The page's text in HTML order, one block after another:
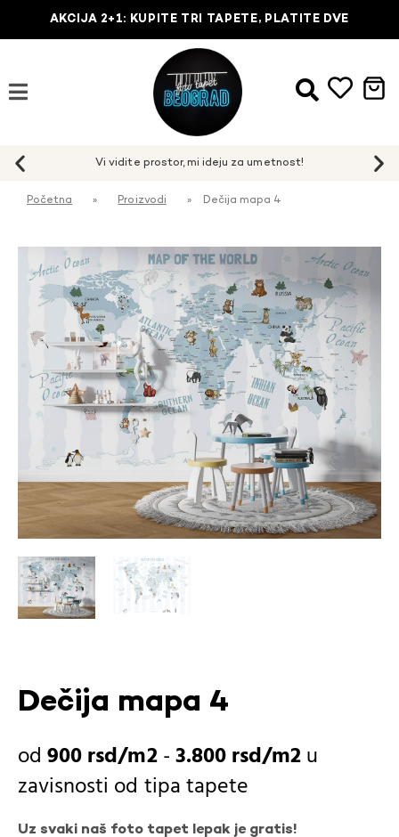
AKCIJA 2+1: KUPITE TRI TAPETE, PLATITE DVE
Početna » Proizvodi » Dečija mapa 4
Dečija mapa 4
900rsd -3.800rsd
u
zavisnosti od tipa tapete
Uz svaki naš foto tapet lepak je gratis!